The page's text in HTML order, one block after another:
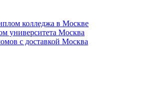
колледжа в Москве
университета Москва
с доставкой Москва